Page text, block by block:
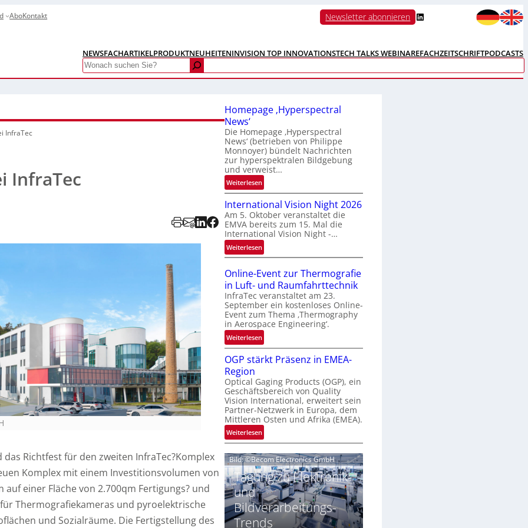
AboKontakt Newsletter abonnieren LinkedIn
NEWSFACHARTIKELPRODUKTNEUHEITENINVISION TOP INNOVATIONSTECH TALKS WEBINAREFACHZEITSCHRIFTPODCASTS
Search
InfraTec
InfraTec
das Richtfest für den zweiten InfraTec?Komplex
Komplex mit einem Investitionsvolumen von
auf einer Fläche von 2.700qm Fertigungs? und
Thermografiekameras und pyroelektrische
und Sozialräume. Die Fertigstellung des
Homepage ‚Hyperspectral
News‘
Die Homepage ‚Hyperspectral
News‘ (betrieben von Philippe
Monnoyer) bündelt Nachrichten
zur hyperspektralen Bildgebung
und verweist…
Weiterlesen:
H
o
m
e
p
a
g
e
‚
H
y
p
e
r
s
p
c
t
r
a
l
N
w
s
‘
International Vision Night 2026
Am 5. Oktober veranstaltet die
EMVA bereits zum 15. Mal die
International Vision Night -…
Weiterlesen:
I
t
e
r
n
a
t
i
o
a
l
V
i
s
i
n
N
i
g
h
t
Online-Event zur Thermografie
in Luft- und Raumfahrttechnik
InfraTec veranstaltet am 23.
September ein kostenloses Online-
Event zum Thema ‚Thermography
in Aerospace Engineering‘.
Weiterlesen:
O
n
i
n
e
-
E
v
n
t
z
u
r
T
OGP stärkt Präsenz in EMEA-
Region
Optical Gaging Products (OGP), ein
Geschäftsbereich von Quality
Vision International, erweitert sein
Partner-Netzwerk in Europa, dem
Mittleren Osten und Afrika (EMEA).
Weiterlesen:
O
G
P
s
t
ä
r
k
Bild: ©Becom Electronics GmbH
Tagung zu Elektronik-
und
Bildverarbeitungs-
Trends